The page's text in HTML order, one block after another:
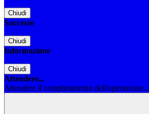
Chiudi
Successo
Chiudi
Informazione
Chiudi
Attendere...
Attendere il completamento dell'operazione...